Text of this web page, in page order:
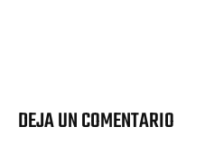
DEJA UN COMENTARIO